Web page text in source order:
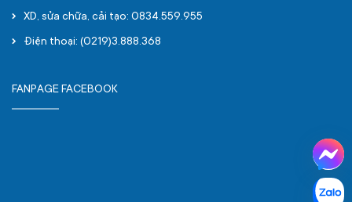
XD, sửa chữa, cải tạo: 0834.559.955
Điện thoại: (0219)3.888.368
FANPAGE FACEBOOK